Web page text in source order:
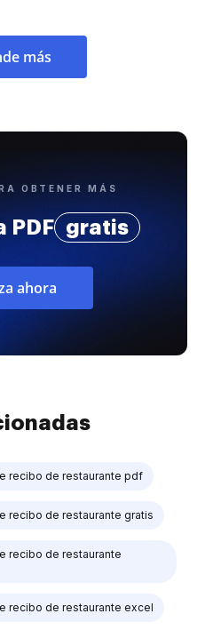
más
OBTENER MÁS
PDF gratis
ahora
recibo de restaurante pdf
recibo de restaurante gratis
recibo de restaurante
recibo de restaurante excel